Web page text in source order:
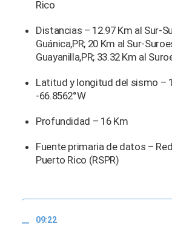
Rico
Distancias – 12.97 Km al Sur-
Guánica,PR; 20 Km al Sur-
Guayanilla,PR; 33.32 Km al
Latitud y longitud del sismo –
-66.8562°W
Profundidad – 16 Km
Fuente primaria de datos –
Puerto Rico (RSPR)
09:22